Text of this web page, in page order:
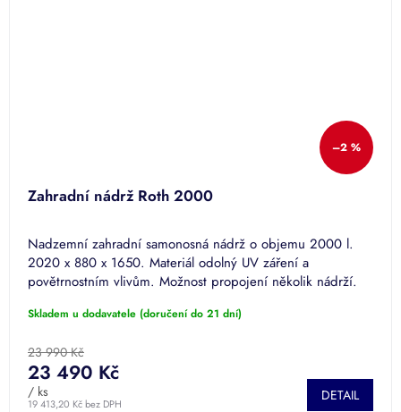
–2 %
Zahradní nádrž Roth 2000
Nadzemní zahradní samonosná nádrž o objemu 2000 l.
2020 x 880 x 1650. Materiál odolný UV záření a
povětrnostním vlivům. Možnost propojení několik nádrží.
Skladem u dodavatele (doručení do 21 dní)
23 990 Kč
19 413,20 Kč bez DPH
23 490 Kč
/ ks DETAIL